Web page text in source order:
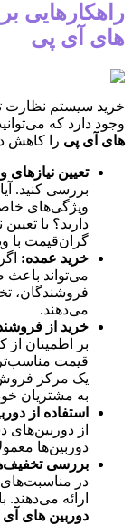
راهکارهایی
های آی پی
خرید سیستم نظارت
وجود دارد که
های آی پی را کاهش
تعیین نیازهای
بررسی کنید. آیا
ویژگی‌های
دارید؟ با
گران‌قیمت با
خرید عمده:
می‌تواند باعث
فروشندگان،
می‌دهند.
خرید از
بر اطمینان
قیمت
یک مرکز فروش
به مشتریان
استفاده از
از دوربین‌های
دوربین‌ها
بررسی
در مناسبت‌های
ارائه می‌دهند.
دوربین های